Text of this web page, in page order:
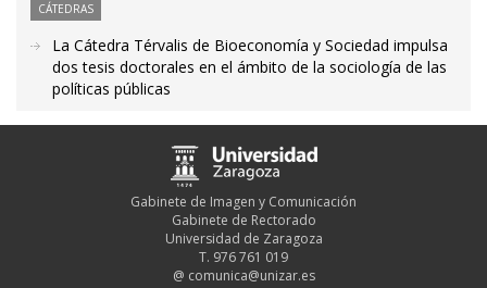
CÁTEDRAS
La Cátedra Térvalis de Bioeconomía y Sociedad impulsa
dos tesis doctorales en el ámbito de la sociología de las
políticas públicas
Gabinete de Imagen y Comunicación
Gabinete de Rectorado
Universidad de Zaragoza
T. 976 761 019
@ comunica@unizar.es